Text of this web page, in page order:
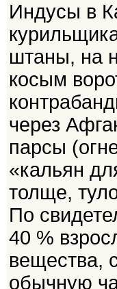
Индусы в
штаны, на
косым
через
парсы
«кальян
толще,
По
40 %
вещества,
обычную